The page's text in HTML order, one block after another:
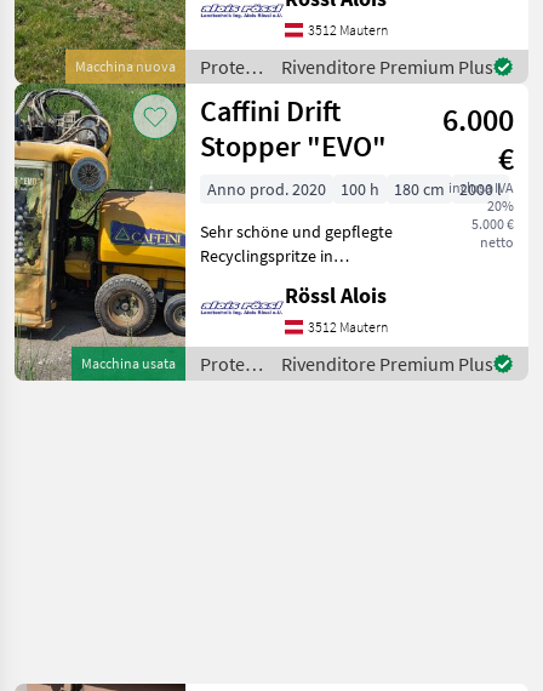
Macchina nuova
Gestänge, massive
Erleichterung für den
Fahrer * Zerstäubersystem
– kein Verstop
3512 Mautern
Protezione
piante /
Nobili
Rivenditore Premium Plus
Macchina usata
Caffini Drift
Stopper "EVO"
6.000
€
inclusa IVA
20%
5.000 €
netto
Anno prod. 2020 100 h 180 cm
2000 l
Sehr schöne und gepflegte
Recyclingspritze in
Lenkdeichsel +
Spritzcomputer +
Steuergerät für alle hydr.
Funktionen + geprüft Neupr
Rössl Alois
3512 Mautern
Protezione
piante /
Rivenditore Premium Plus